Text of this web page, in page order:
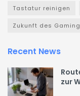
Tastatur reinigen
Zukunft des
Recent News
zur